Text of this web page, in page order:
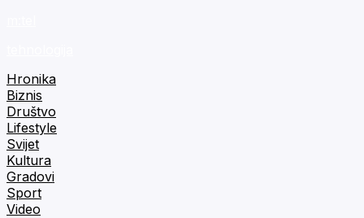
Hronika
Biznis
Društvo
Lifestyle
Svijet
Kultura
Gradovi
Sport
Video